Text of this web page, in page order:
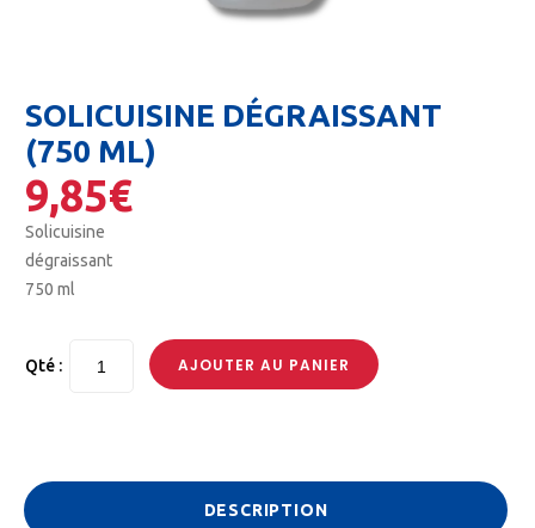
SOLICUISINE DÉGRAISSANT
(750 ML)
9,85€
Solicuisine
dégraissant
750 ml
Qté : AJOUTER AU PANIER
DESCRIPTION